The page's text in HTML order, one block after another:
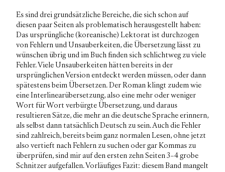
Es sind drei grundsätzliche Bereiche, die sich schon auf
diesen paar Seiten als problematisch herausgestellt haben:
Das ursprüngliche (koreanische) Lektorat ist durchzogen
von Fehlern und Unsauberkeiten, die Übersetzung lässt zu
wünschen übrig und im Buch finden sich schlichtweg zu viele
Fehler. Viele Unsauberkeiten hätten bereits in der
ursprünglichen Version entdeckt werden müssen, oder dann
spätestens beim Übersetzen. Der Roman klingt zudem wie
eine Interlinearübersetzung, also eine mehr oder weniger
Wort für Wort verbürgte Übersetzung, und daraus
resultieren Sätze, die mehr an die deutsche Sprache erinnern,
als selbst dann tatsächlich Deutsch zu sein. Auch die Fehler
sind zahlreich, bereits beim ganz normalen Lesen, ohne jetzt
also vertieft nach Fehlern zu suchen oder gar Kommas zu
überprüfen, sind mir auf den ersten zehn Seiten 3–4 grobe
Schnitzer aufgefallen. Vorläufiges Fazit: diesem Band mangelt